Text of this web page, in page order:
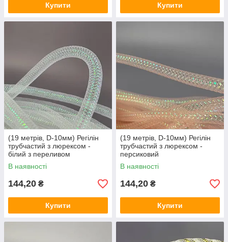
Купити Купити
(19 метрів, D-10мм) Регілін
трубчастий з люрексом -
білий з переливом
В наявності
144,20 ₴
Купити
(19 метрів, D-10мм) Регілін
трубчастий з люрексом -
персиковий
В наявності
144,20 ₴
Купити